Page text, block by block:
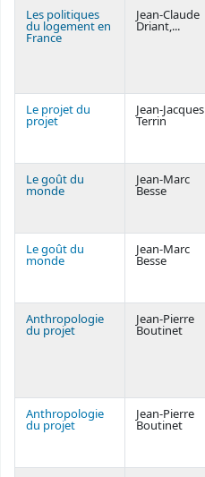
Les politiques
du logement en
France
Jean-Claude
Driant,...
Le projet du
projet
Jean-Jacques
Terrin
Le goût du
monde
Jean-Marc
Besse
Le goût du
monde
Jean-Marc
Besse
Anthropologie
du projet
Jean-Pierre
Boutinet
Anthropologie
du projet
Jean-Pierre
Boutinet